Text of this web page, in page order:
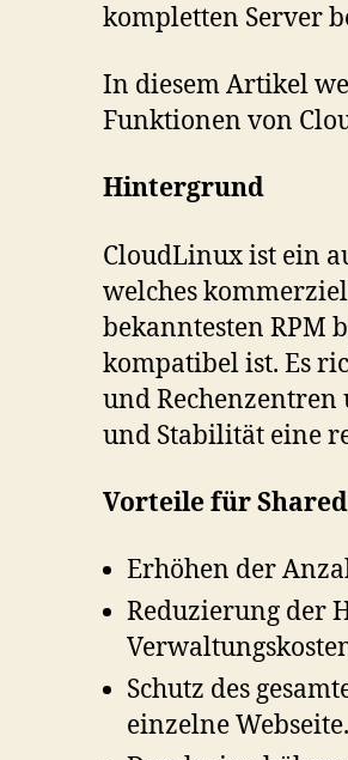
kompletten Server
In diesem Artikel
Funktionen von
Hintergrund
CloudLinux ist ein
welches
bekanntesten RPM
kompatibel ist. Es
und
und Stabilität eine
Vorteile für
Erhöhen der
Reduzierung der
Schutz des
einzelne Webseite.